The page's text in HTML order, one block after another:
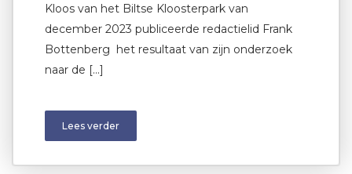
Kloos van het Biltse Kloosterpark van
december 2023 publiceerde redactielid Frank
Bottenberg het resultaat van zijn onderzoek
naar de […]
Lees verder